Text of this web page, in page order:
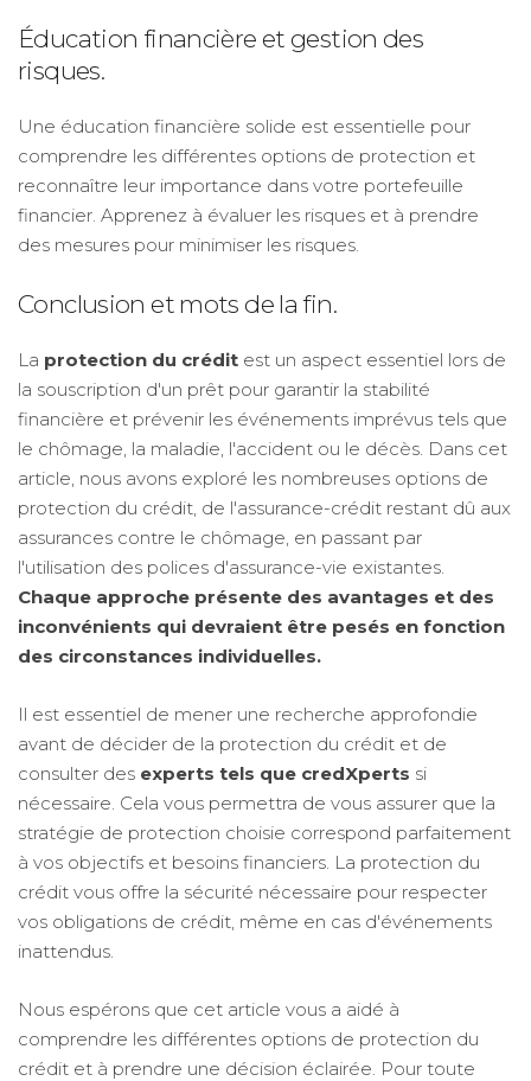
Éducation financière et gestion des
risques.
Une éducation financière solide est essentielle pour
comprendre les différentes options de protection et
reconnaître leur importance dans votre portefeuille
financier. Apprenez à évaluer les risques et à prendre
des mesures pour minimiser les risques.
Conclusion et mots de la fin.
La protection du crédit est un aspect essentiel lors de
la souscription d'un prêt pour garantir la stabilité
financière et prévenir les événements imprévus tels que
le chômage, la maladie, l'accident ou le décès. Dans cet
article, nous avons exploré les nombreuses options de
protection du crédit, de l'assurance-crédit restant dû aux
assurances contre le chômage, en passant par
l'utilisation des polices d'assurance-vie existantes.
Chaque approche présente des avantages et des
inconvénients qui devraient être pesés en fonction
des circonstances individuelles.
Il est essentiel de mener une recherche approfondie
avant de décider de la protection du crédit et de
consulter des experts tels que credXperts si
nécessaire. Cela vous permettra de vous assurer que la
stratégie de protection choisie correspond parfaitement
à vos objectifs et besoins financiers. La protection du
crédit vous offre la sécurité nécessaire pour respecter
vos obligations de crédit, même en cas d'événements
inattendus.
Nous espérons que cet article vous a aidé à
comprendre les différentes options de protection du
crédit et à prendre une décision éclairée. Pour toute